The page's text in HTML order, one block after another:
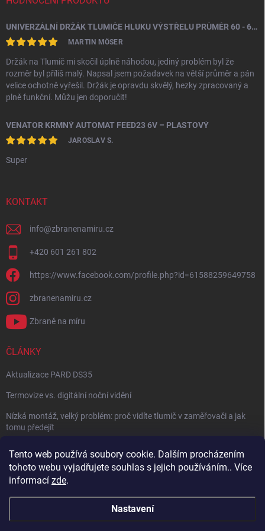
Tento web používá soubory cookie. Dalším procházením
tohoto webu vyjadřujete souhlas s jejich používáním.. Více
informací zde.
Nastavení
UNIVERZÁLNÍ DRŽÁK TLUMIČE HLUKU VÝSTŘELU PRŮMĚR 60 - 64,5 MM
MARTIN MÖSER
Držák na Tlumič mi skočil úplně náhodou, jediný problém byl že
rozměr byl příliš malý. Napsal jsem požadavek na větší průměr a pán
velice ochotně vyřešil. Držák je opravdu skvělý, hezky zpracovaný a
plně funkční. Můžu jen doporučit!
VENATOR KRMNÝ AUTOMAT FEED23 6V – PLASTOVÝ
JAROSLAV S.
Super
KONTAKT
info@zbranenamiru.cz
+420 601 261 802
https://www.facebook.com/profile.php?id=61588259649758
zbranenamiru.cz
Zbraně na míru
ČLÁNKY
Aktualizace PARD DS35
Termovize vs. digitální noční vidění
Nízká montáž, velký problém: proč vidíte tlumič v zaměřovači a jak
tomu předejít
Zbraně na míru. Všechna práva vyhrazena.